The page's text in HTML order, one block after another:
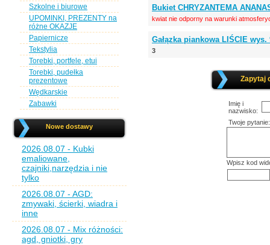
Szkolne i biurowe
UPOMINKI, PREZENTY na
różne OKAZJE
Papiernicze
Tekstylia
Torebki, portfele, etui
Torebki, pudełka
prezentowe
Wędkarskie
Zabawki
Nowe dostawy
2026.08.07 - Kubki
emaliowane,
czajniki,narzędzia i nie
tylko
2026.08.07 - AGD:
zmywaki, ścierki, wiadra i
inne
2026.08.07 - Mix różności:
agd, gniotki, gry
Bukiet CHRYZANTEMA
kwiat nie odporny na warunki
Gałązka piankowa LIŚCIE wys.
3
Zapytaj
Imię i
nazwisko:
Twoje pytanie:
Wpisz kod